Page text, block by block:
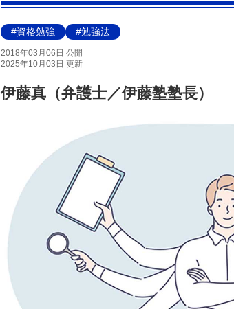
#資格勉強 #勉強法
2018年03月06日 公開
2025年10月03日 更新
伊藤真（弁護士／伊藤塾塾長）